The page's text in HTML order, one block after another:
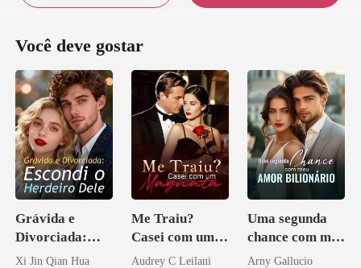
Você deve gostar
Grávida e
Divorciada:
Escondi o
Xi Jin Qian Hua
Me Traiu?
Casei com um
Magnata
Audrey C Leilani
Uma segunda
chance com meu
amor bilionário
Arny Gallucio